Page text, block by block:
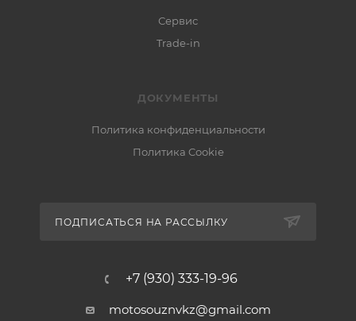
Сервис
Trade-in
ДОКУМЕНТЫ
Политика конфиденциальности
Политика Cookie
ПОДПИСАТЬСЯ НА РАССЫЛКУ
+7 (930) 333-19-96
motosouznvkz@gmail.com